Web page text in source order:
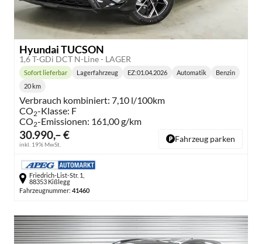
Hyundai TUCSON
1,6 T-GDi DCT N-Line - LAGER
30.990,– €
inkl. 19% MwSt.
Lieferzeit:
Sofort lieferbar Lagerfahrzeug EZ:01.04.2026
Getriebe:
Automatik
Kraftstoff:
Benzin
Kilometerstand:
20 km
Verbrauch kombiniert: 7,10 l/100km
CO2-Klasse: F
CO2-Emissionen: 161,00 g/km
Fahrzeug parken
Friedrich-List-Str. 1,
88353 Kißlegg
Fahrzeugnummer: 41460